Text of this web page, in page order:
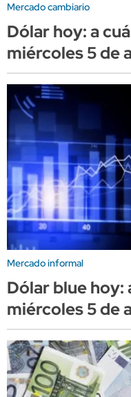
Mercado cambiario
Dólar hoy: a
miércoles 5 de
Mercado informal
Dólar blue hoy:
miércoles 5 de